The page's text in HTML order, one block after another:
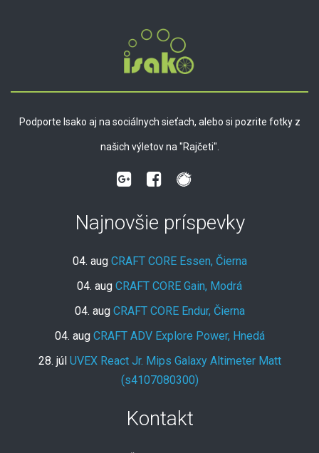
Podporte Isako aj na sociálnych sieťach, alebo si pozrite fotky z
našich výletov na "Rajčeti".
Najnovšie príspevky
04. aug CRAFT CORE Essen, Čierna
04. aug CRAFT CORE Gain, Modrá
04. aug CRAFT CORE Endur, Čierna
04. aug CRAFT ADV Explore Power, Hnedá
28. júl UVEX React Jr. Mips Galaxy Altimeter Matt
(s4107080300)
Kontakt